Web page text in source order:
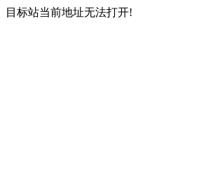
目标站当前地址无法打开!